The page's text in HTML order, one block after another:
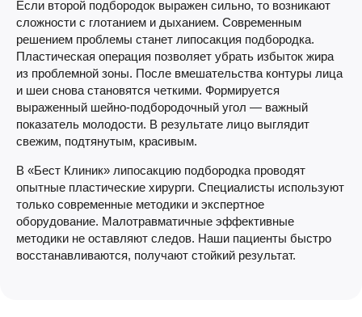
Если второй подбородок выражен сильно, то возникают
сложности с глотанием и дыханием. Современным
решением проблемы станет липосакция подбородка.
Пластическая операция позволяет убрать избыток жира
из проблемной зоны. После вмешательства контуры лица
и шеи снова становятся четкими. Формируется
выраженный шейно-подбородочный угол — важный
показатель молодости. В результате лицо выглядит
свежим, подтянутым, красивым.
В «Бест Клиник» липосакцию подбородка проводят
опытные пластические хирурги. Специалисты используют
только современные методики и экспертное
оборудование. Малотравматичные эффективные
методики не оставляют следов. Наши пациенты быстро
восстанавливаются, получают стойкий результат.